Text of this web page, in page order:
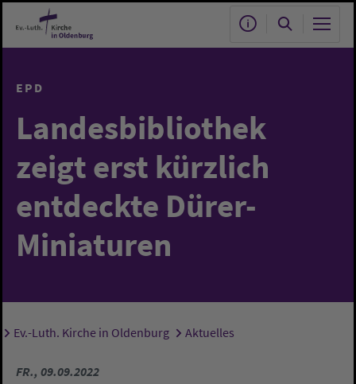
Zum Hauptinhalt springen
EPD
Landesbibliothek
zeigt erst kürzlich
entdeckte Dürer-
Miniaturen
Sie sind hier:
Ev.-Luth. Kirche in Oldenburg Aktuelles
FR., 09.09.2022